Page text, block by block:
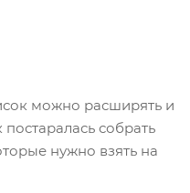
можно расширять и
собрать
нужно взять на